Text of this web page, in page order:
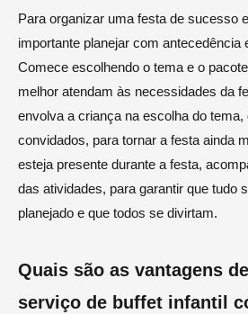
Para organizar uma festa de sucesso
importante planejar com antecedência
Comece escolhendo o tema e o
melhor atendam às necessidades da
envolva a criança na escolha do
convidados, para tornar a festa ainda
esteja presente durante a festa,
das atividades, para garantir que tudo
planejado e que todos se divirtam.
Quais são as vantagens
serviço de buffet infantil